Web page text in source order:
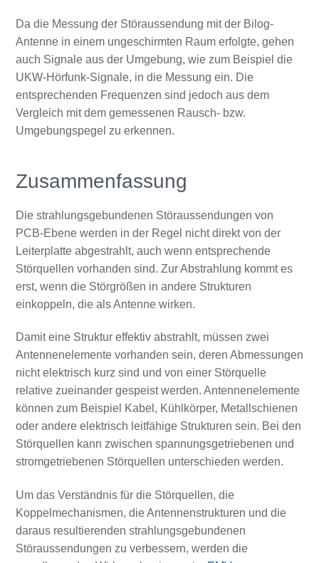
Da die Messung der Störaussendung mit der Bilog-
Antenne in einem ungeschirmten Raum erfolgte, gehen
auch Signale aus der Umgebung, wie zum Beispiel die
UKW-Hörfunk-Signale, in die Messung ein. Die
entsprechenden Frequenzen sind jedoch aus dem
Vergleich mit dem gemessenen Rausch- bzw.
Umgebungspegel zu erkennen.
Zusammenfassung
Die strahlungsgebundenen Störaussendungen von
PCB-Ebene werden in der Regel nicht direkt von der
Leiterplatte abgestrahlt, auch wenn entsprechende
Störquellen vorhanden sind. Zur Abstrahlung kommt es
erst, wenn die Störgrößen in andere Strukturen
einkoppeln, die als Antenne wirken.
Damit eine Struktur effektiv abstrahlt, müssen zwei
Antennenelemente vorhanden sein, deren Abmessungen
nicht elektrisch kurz sind und von einer Störquelle
relative zueinander gespeist werden. Antennenelemente
können zum Beispiel Kabel, Kühlkörper, Metallschienen
oder andere elektrisch leitfähige Strukturen sein. Bei den
Störquellen kann zwischen spannungsgetriebenen und
stromgetriebenen Störquellen unterschieden werden.
Um das Verständnis für die Störquellen, die
Koppelmechanismen, die Antennenstrukturen und die
daraus resultierenden strahlungsgebundenen
Störaussendungen zu verbessern, werden die